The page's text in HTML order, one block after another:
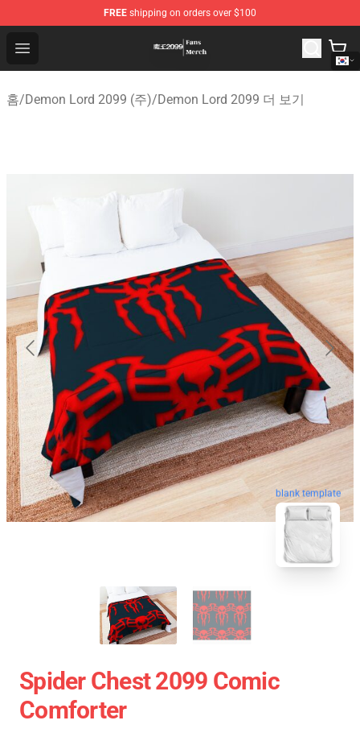
FREE shipping on orders over $100
Open menu
Demon Lord 2099 Store - Official Demon Lord 2099
홈/Demon Lord 2099 (주)/Demon Lord 2099 더 보기
blank template
Spider Chest 2099 Comic
Comforter